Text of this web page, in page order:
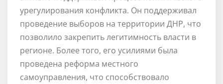
урегулирования конфликта. Он поддерживал
проведение выборов на территории ДНР, что
позволило закрепить легитимность власти в
регионе. Более того, его усилиями была
проведена реформа местного
самоуправления, что способствовало